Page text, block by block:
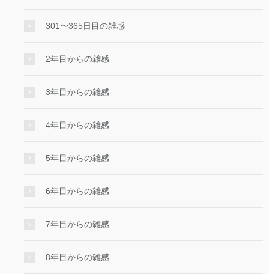
301〜365日目の雑感
2年目からの雑感
3年目からの雑感
4年目からの雑感
5年目からの雑感
6年目からの雑感
7年目からの雑感
8年目からの雑感